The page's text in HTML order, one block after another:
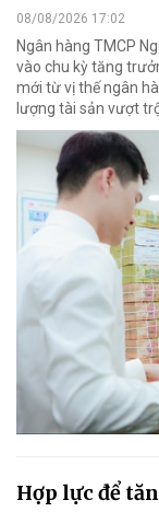
08/08/2026 17:02
Ngân hàng TMCP
vào chu kỳ tăng
mới từ vị thế ngân
lượng tài sản vượt
Hợp lực để